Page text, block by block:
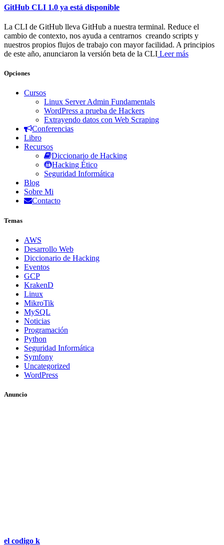
GitHub CLI 1.0 ya está disponible
La CLI de GitHub lleva GitHub a nuestra terminal. Reduce el
cambio de contexto, nos ayuda a centrarnos creando scripts y
nuestros propios flujos de trabajo con mayor facilidad. A principios
de este año, anunciaron la versión beta de la CLI Leer más
Opciones
Cursos
Linux Server Admin Fundamentals
WordPress a prueba de Hackers
Extrayendo datos con Web Scraping
Conferencias
Libro
Recursos
Diccionario de Hacking
Hacking Ético
Seguridad Informática
Blog
Sobre Mi
Contacto
Temas
AWS
Desarrollo Web
Diccionario de Hacking
Eventos
GCP
KrakenD
Linux
MikroTik
MySQL
Noticias
Programación
Python
Seguridad Informática
Symfony
Uncategorized
WordPress
Anuncio
el codigo k